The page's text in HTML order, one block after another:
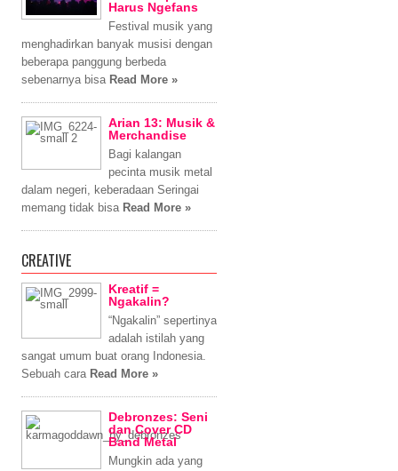
Harus Ngefans
Festival musik yang
menghadirkan banyak musisi dengan
beberapa panggung berbeda
sebenarnya bisa Read More »
Arian 13: Musik &
Merchandise
Bagi kalangan
pecinta musik metal
dalam negeri, keberadaan Seringai
memang tidak bisa Read More »
CREATIVE
Kreatif =
Ngakalin?
“Ngakalin” sepertinya
adalah istilah yang
sangat umum buat orang Indonesia.
Sebuah cara Read More »
Debronzes: Seni
dan Cover CD
Band Metal
Mungkin ada yang